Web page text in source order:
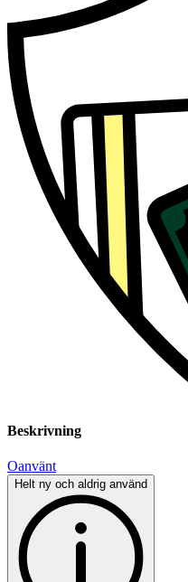
Beskrivning
Oanvänt
Helt ny och aldrig använd